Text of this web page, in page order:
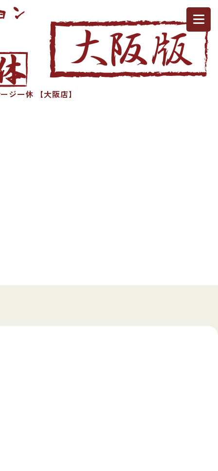
ジ一休 【大阪店】